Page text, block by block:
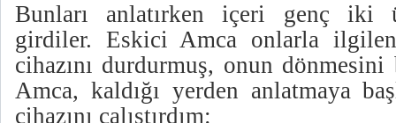
Bunları anlatırken içeri genç iki
girdiler. Eskici Amca onlarla
cihazını durdurmuş, onun
Amca, kaldığı yerden anlatmaya
cihazını çalıştırdım: